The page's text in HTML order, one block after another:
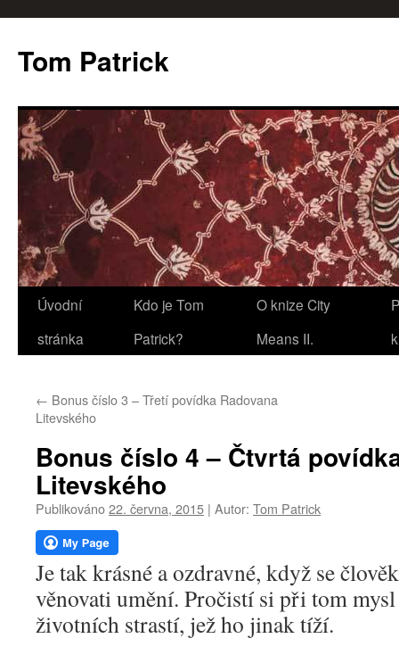
Tom Patrick
Přejít
webu
Úvodní
stránka
Kdo je Tom
Patrick?
O knize City
Means II.
← Bonus číslo 3 – Třetí povídka Radovana
Litevského
Bonus číslo 4 – Čtvrtá
Litevského
Publikováno22. června, 2015 | Autor: Tom Patrick
Je tak krásné a ozdravné, když se
věnovati umění. Pročistí si při tom
životních strastí, jež ho jinak tíží.